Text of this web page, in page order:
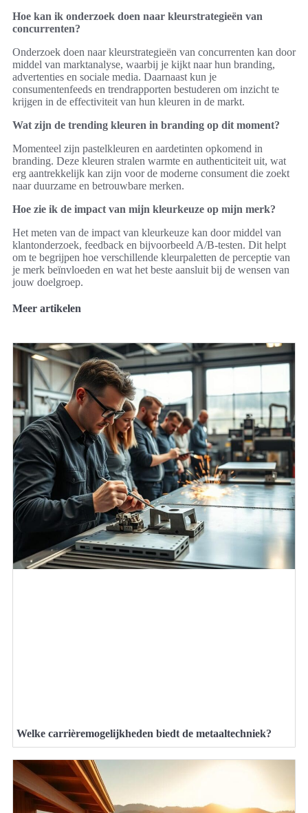
Hoe kan ik onderzoek doen naar kleurstrategieën van
concurrenten?
Onderzoek doen naar kleurstrategieën van concurrenten kan door
middel van marktanalyse, waarbij je kijkt naar hun branding,
advertenties en sociale media. Daarnaast kun je
consumentenfeeds en trendrapporten bestuderen om inzicht te
krijgen in de effectiviteit van hun kleuren in de markt.
Wat zijn de trending kleuren in branding op dit moment?
Momenteel zijn pastelkleuren en aardetinten opkomend in
branding. Deze kleuren stralen warmte en authenticiteit uit, wat
erg aantrekkelijk kan zijn voor de moderne consument die zoekt
naar duurzame en betrouwbare merken.
Hoe zie ik de impact van mijn kleurkeuze op mijn merk?
Het meten van de impact van kleurkeuze kan door middel van
klantonderzoek, feedback en bijvoorbeeld A/B-testen. Dit helpt
om te begrijpen hoe verschillende kleurpaletten de perceptie van
je merk beïnvloeden en wat het beste aansluit bij de wensen van
jouw doelgroep.
Meer artikelen
Welke carrièremogelijkheden biedt de metaaltechniek?